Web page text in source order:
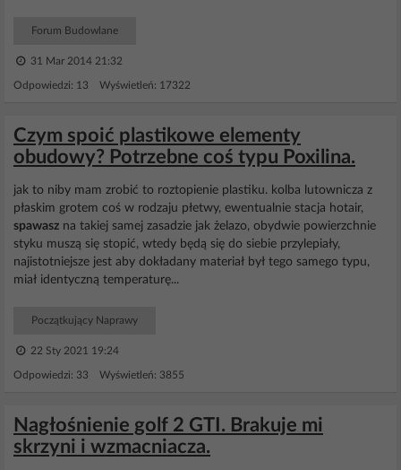
Forum Budowlane
31 Mar 2014 21:32
Odpowiedzi: 13 Wyświetleń: 17322
Czym spoić plastikowe elementy
obudowy? Potrzebne coś typu Poxilina.
jak to niby mam zrobić to roztopienie plastiku. kolba lutownicza z
płaskim grotem coś w rodzaju płetwy, ewentualnie stacja hotair,
spawasz na takiej samej zasadzie jak żelazo, obydwie powierzchnie
styku muszą się stopić, wtedy będą się do siebie przylepiały,
najistotniejsze jest aby dokładany materiał był tego samego typu,
miał identyczną temperaturę...
Początkujący Naprawy
22 Sty 2021 19:24
Odpowiedzi: 33 Wyświetleń: 3855
Nagłośnienie golf 2 GTI. Brakuje mi
skrzyni i wzmacniacza.